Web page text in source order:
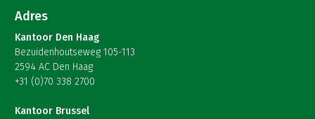
Adres
Kantoor Den Haag
Bezuidenhoutseweg 105-113
2594 AC Den Haag
+31 (0)70 338 2700
Kantoor Brussel